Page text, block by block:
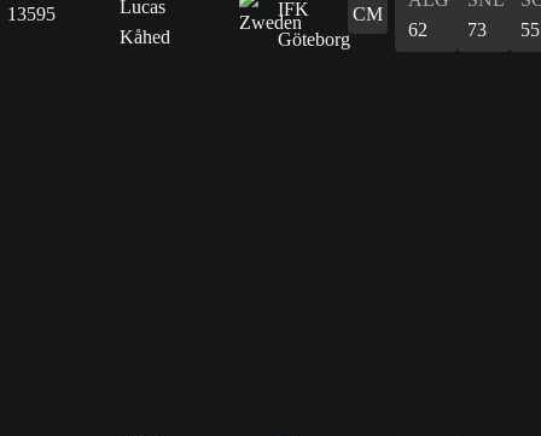
13595
Lucas
Kåhed
CM
62
73
55